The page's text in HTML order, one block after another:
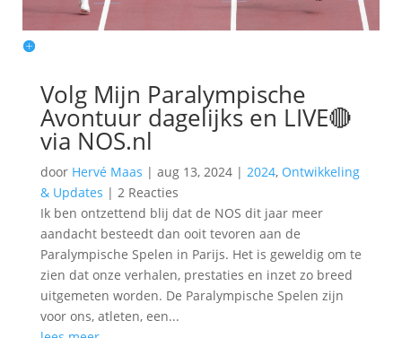
Volg Mijn Paralympische
Avontuur dagelijks en LIVE🔴
via NOS.nl
door Hervé Maas | aug 13, 2024| 2024, Ontwikkeling
& Updates | 2 Reacties
Ik ben ontzettend blij dat de NOS dit jaar meer
aandacht besteedt dan ooit tevoren aan de
Paralympische Spelen in Parijs. Het is geweldig om te
zien dat onze verhalen, prestaties en inzet zo breed
uitgemeten worden. De Paralympische Spelen zijn
voor ons, atleten, een...